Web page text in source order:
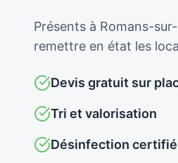
Présents à Romans-
remettre en état les
Devis gratuit sur
Tri et valorisation
Désinfection